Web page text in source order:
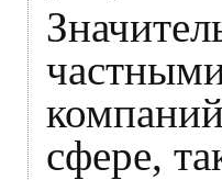
сфере,